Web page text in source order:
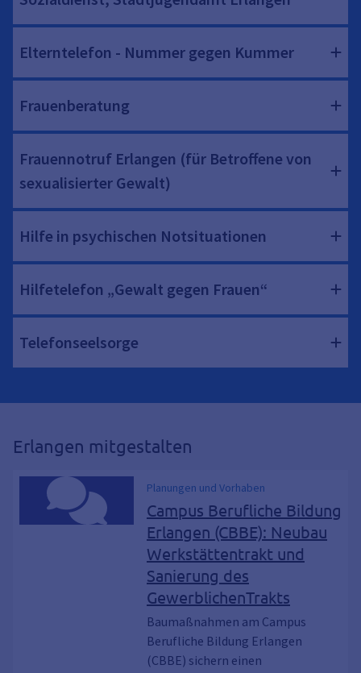
Elterntelefon - Nummer gegen Kummer
Frauenberatung
Frauennotruf Erlangen (für Betroffene von
sexualisierter Gewalt)
Hilfe in psychischen Notsituationen
Hilfetelefon „Gewalt gegen Frauen“
Telefonseelsorge
Erlangen mitgestalten
Planungen und Vorhaben
Campus Berufliche Bildung
Erlangen (CBBE): Neubau
Werkstättentrakt und
Sanierung des
GewerblichenTrakts
Baumaßnahmen am Campus
Berufliche Bildung Erlangen
(CBBE) sichern einen